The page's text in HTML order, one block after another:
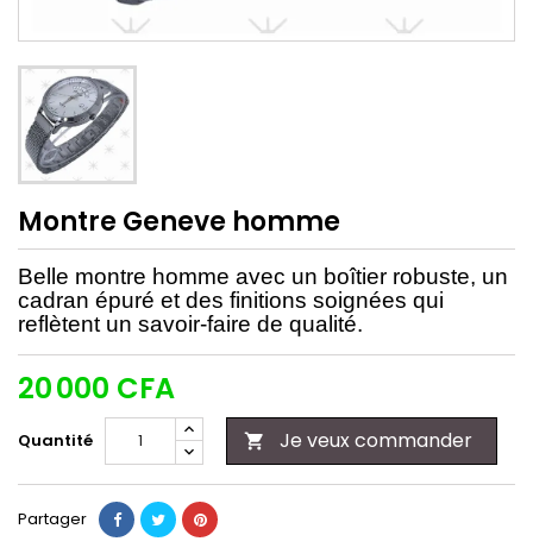
Montre Geneve homme
Belle montre homme avec un boîtier robuste, un
cadran épuré et des finitions soignées qui
reflètent un savoir-faire de qualité.
20 000 CFA
Quantité  Je veux commander
Partager